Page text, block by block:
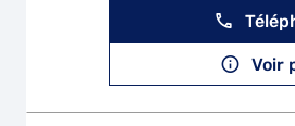
Voir